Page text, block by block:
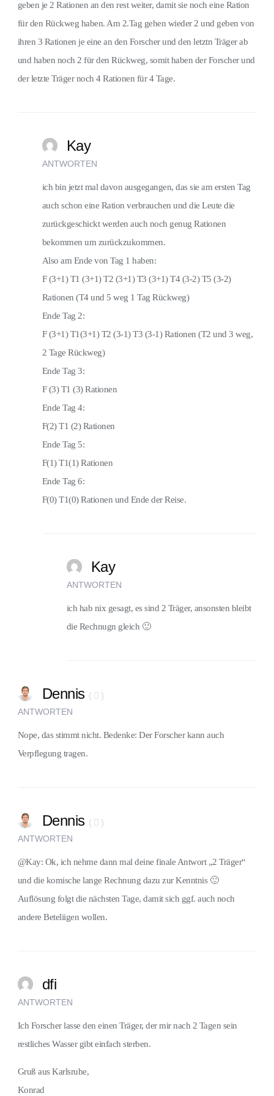
geben je 2 Rationen an den rest weiter, damit sie noch eine Ration
für den Rückweg haben. Am 2.Tag gehen wieder 2 und geben von
ihren 3 Rationen je eine an den Forscher und den letztn Träger ab
und haben noch 2 für den Rückweg, somit haben der Forscher und
der letzte Träger noch 4 Rationen für 4 Tage.
Kay
ANTWORTEN
ich bin jetzt mal davon ausgegangen, das sie am ersten Tag
auch schon eine Ration verbrauchen und die Leute die
zurückgeschickt werden auch noch genug Rationen
bekommen um zurückzukommen.
Also am Ende von Tag 1 haben:
F (3+1) T1 (3+1) T2 (3+1) T3 (3+1) T4 (3-2) T5 (3-2)
Rationen (T4 und 5 weg 1 Tag Rückweg)
Ende Tag 2:
F (3+1) T1(3+1) T2 (3-1) T3 (3-1) Rationen (T2 und 3 weg,
2 Tage Rückweg)
Ende Tag 3:
F (3) T1 (3) Rationen
Ende Tag 4:
F(2) T1 (2) Rationen
Ende Tag 5:
F(1) T1(1) Rationen
Ende Tag 6:
F(0) T1(0) Rationen und Ende der Reise.
Kay
ANTWORTEN
ich hab nix gesagt, es sind 2 Träger, ansonsten bleibt
die Rechnugn gleich 🙂
Dennis ( )
ANTWORTEN
Nope, das stimmt nicht. Bedenke: Der Forscher kann auch
Verpflegung tragen.
Dennis ( )
ANTWORTEN
@Kay: Ok, ich nehme dann mal deine finale Antwort „2 Träger“
und die komische lange Rechnung dazu zur Kenntnis 🙂
Auflösung folgt die nächsten Tage, damit sich ggf. auch noch
andere Beteliigen wollen.
dfi
ANTWORTEN
Ich Forscher lasse den einen Träger, der mir nach 2 Tagen sein
restliches Wasser gibt einfach sterben.
Gruß aus Karlsruhe,
Konrad